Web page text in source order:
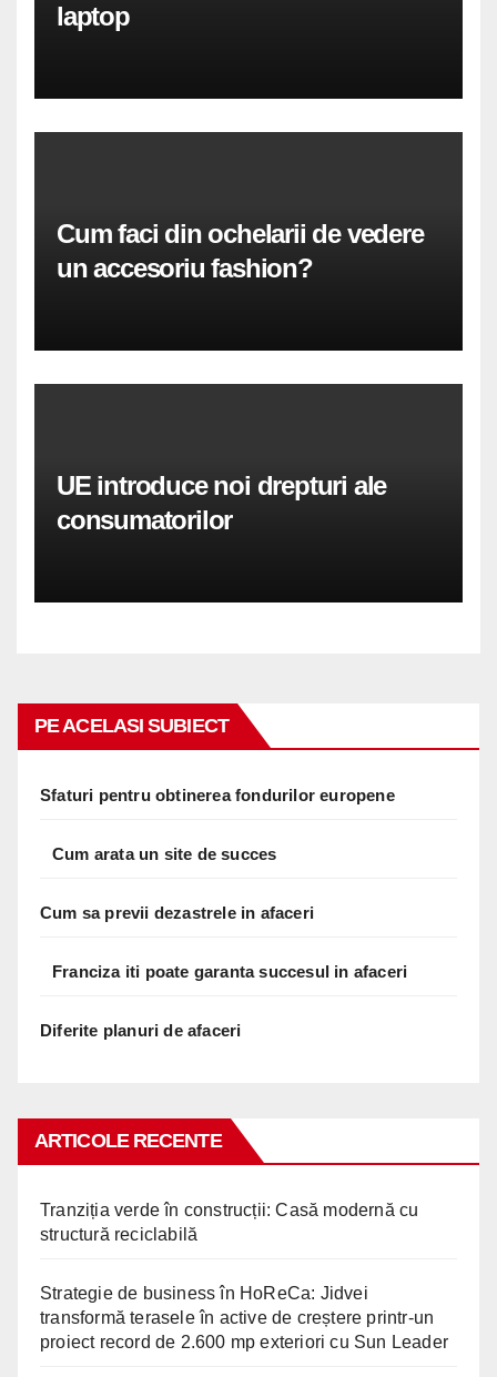
laptop
Cum faci din ochelarii de vedere
un accesoriu fashion?
UE introduce noi drepturi ale
consumatorilor
PE ACELASI SUBIECT
Sfaturi pentru obtinerea fondurilor europene
Cum arata un site de succes
Cum sa previi dezastrele in afaceri
Franciza iti poate garanta succesul in afaceri
Diferite planuri de afaceri
ARTICOLE RECENTE
Tranziția verde în construcții: Casă modernă cu
structură reciclabilă
Strategie de business în HoReCa: Jidvei
transformă terasele în active de creștere printr-un
proiect record de 2.600 mp exteriori cu Sun Leader